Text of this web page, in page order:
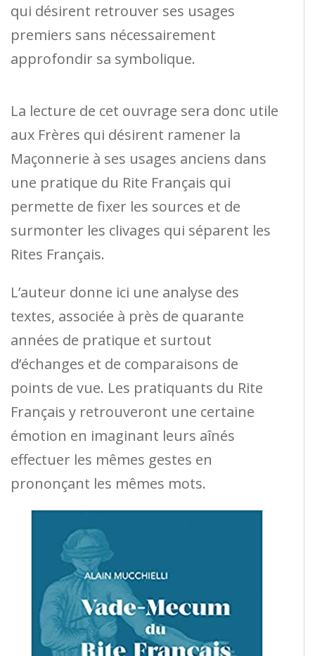
qui désirent retrouver ses usages
premiers sans nécessairement
approfondir sa symbolique.
La lecture de cet ouvrage sera donc utile
aux Frères qui désirent ramener la
Maçonnerie à ses usages anciens dans
une pratique du Rite Français qui
permette de fixer les sources et de
surmonter les clivages qui séparent les
Rites Français.
L’auteur donne ici une analyse des
textes, associée à près de quarante
années de pratique et surtout
d’échanges et de comparaisons de
points de vue. Les pratiquants du Rite
Français y retrouveront une certaine
émotion en imaginant leurs aînés
effectuer les mêmes gestes en
prononçant les mêmes mots.